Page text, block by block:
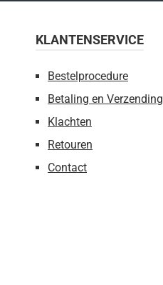
KLANTENSERVICE
Bestelprocedure
Betaling en Verzending
Klachten
Retouren
Contact